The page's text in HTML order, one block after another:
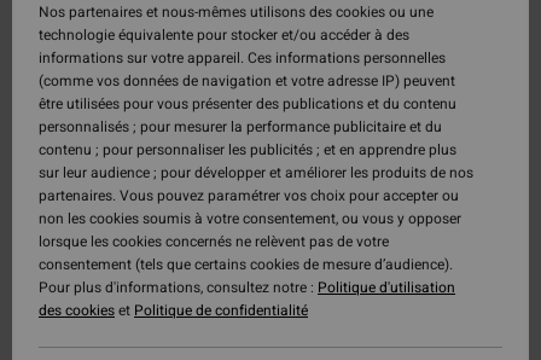
Nos partenaires et nous-mêmes utilisons des cookies ou une
technologie équivalente pour stocker et/ou accéder à des
informations sur votre appareil. Ces informations personnelles
(comme vos données de navigation et votre adresse IP) peuvent
être utilisées pour vous présenter des publications et du contenu
personnalisés ; pour mesurer la performance publicitaire et du
contenu ; pour personnaliser les publicités ; et en apprendre plus
sur leur audience ; pour développer et améliorer les produits de nos
partenaires. Vous pouvez paramétrer vos choix pour accepter ou
non les cookies soumis à votre consentement, ou vous y opposer
lorsque les cookies concernés ne relèvent pas de votre
consentement (tels que certains cookies de mesure d’audience).
Pour plus d'informations, consultez notre : Politique d'utilisation
des cookieset Politique de confidentialité